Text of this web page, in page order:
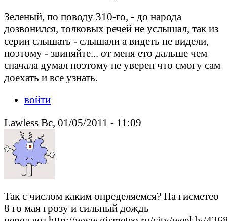
Зеленый, по поводу 310-го, - до народа
дозвонился, толковых речей не услышал, так из
серии слышать - слышали а видеть не видели,
поэтому - звиняйте... от меня ето дальше чем
сначала думал поэтому не уверен что смогу сам
доехать и все узнать.
войти
Lawless Вс, 01/05/2011 - 11:09
Так с числом каким определяемся? На гисметео
8 го мая грозу и сильный дождь